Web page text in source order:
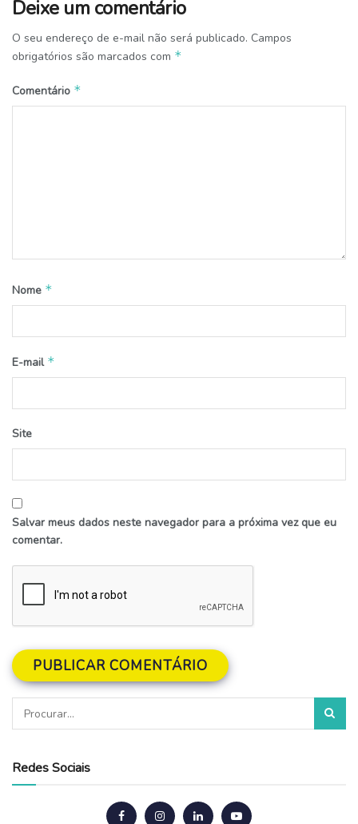
Deixe um comentário
O seu endereço de e-mail não será publicado. Campos
obrigatórios são marcados com *
Comentário *
Nome *
E-mail *
Site
Salvar meus dados neste navegador para a próxima vez que eu
comentar.
Redes Sociais